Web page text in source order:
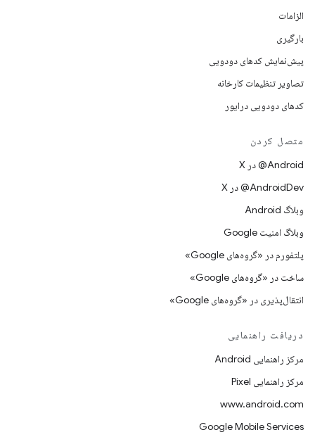
الزامات
بارگیری
پیش‌نمایش کدهای دودویی
تصاویر تنظیمات کارخانه
کدهای دودویی درایور
متصل کردن
‫‎@Android در X
‫‎@AndroidDev در X
وبلاگ Android
وبلاگ امنیت Google
پلتفورم در «گروه‌های Google»
ساخت در «گروه‌های Google»
انتقال‌پذیری در «گروه‌های Google»
دریافت راهنمایی
مرکز راهنمایی Android
مرکز راهنمایی Pixel
www.android.com
Google Mobile Services